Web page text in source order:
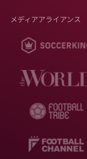
メディアアライアンス